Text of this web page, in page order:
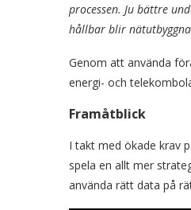
processen. Ju bättre
hållbar blir
Genom att använda
energi- och
Framåtblick
I takt med ökade krav
spela en allt mer
använda rätt data på